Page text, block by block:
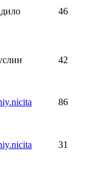
46
42
86
31